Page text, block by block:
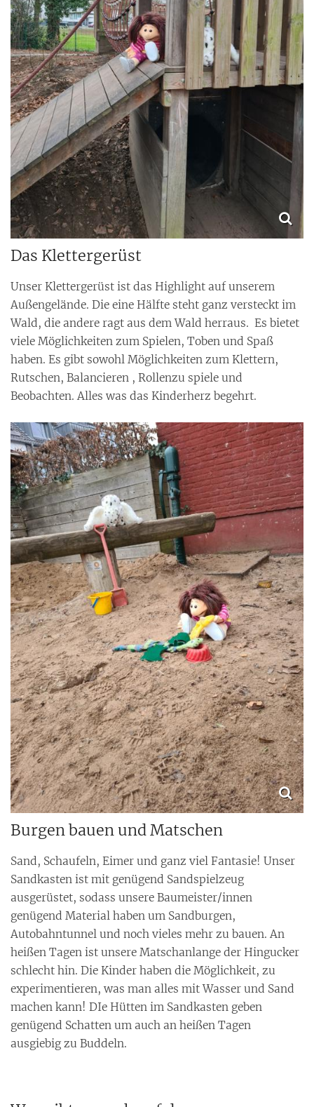
Das Klettergerüst
Unser Klettergerüst ist das Highlight auf unserem
Außengelände. Die eine Hälfte steht ganz versteckt im
Wald, die andere ragt aus dem Wald herraus. Es bietet
viele Möglichkeiten zum Spielen, Toben und Spaß
haben. Es gibt sowohl Möglichkeiten zum Klettern,
Rutschen, Balancieren , Rollenzu spiele und
Beobachten. Alles was das Kinderherz begehrt.
Burgen bauen und Matschen
Sand, Schaufeln, Eimer und ganz viel Fantasie! Unser
Sandkasten ist mit genügend Sandspielzeug
ausgerüstet, sodass unsere Baumeister/innen
genügend Material haben um Sandburgen,
Autobahntunnel und noch vieles mehr zu bauen. An
heißen Tagen ist unsere Matschanlange der Hingucker
schlecht hin. Die Kinder haben die Möglichkeit, zu
experimentieren, was man alles mit Wasser und Sand
machen kann! DIe Hütten im Sandkasten geben
genügend Schatten um auch an heißen Tagen
ausgiebig zu Buddeln.